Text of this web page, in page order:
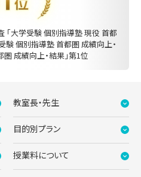
「大学受験 個別指導塾 現役 首都
験 個別指導塾 首都圏 成績向上・
成績向上・結果」第1位
教室長・先生
目的別プラン
授業料について